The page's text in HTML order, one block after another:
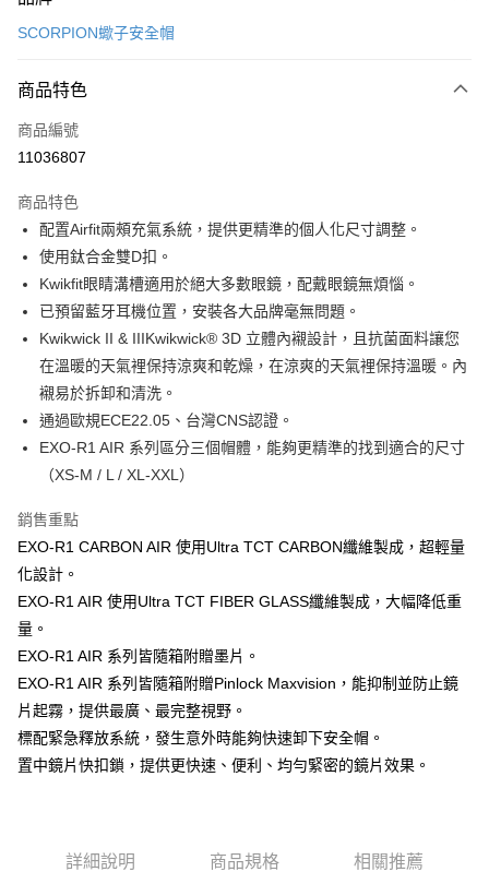
信用卡一次付款
3 期 0 利率 每期
合作金庫商業銀行
上海商業儲蓄銀行
臺灣中小企業銀行
匯豐（台灣）商業銀行
華泰商業銀行
聯邦商業銀行
元大商業銀行
永豐商業銀行
玉山商業銀行
星展（台灣）商業銀行
超商取貨付款
LINE Pay
Apple Pay
街口支付
悠遊付
全盈+PAY
大哥付你分期
1.本服務由台灣大哥大提供，台灣大哥大用戶可立即使用無須另外申請。
流程，驗證手機門號後，選擇欲分期的期數、繳款截止日，確認付款後即完
成交易。
3.實際核准額度、可分期數及費用金額請依後續交易確認頁面所載為準。
4.訂單成立30分鐘內，如未前往確認交易或遇審核未通過，訂單將自動取
消。如遇「轉專審核」未通過狀況，表示未達大哥付你分期系統評分，恕無
法說明評估內容。
【繳款方式說明】
1.分期款項不併入電信帳單，「大哥付你分期」於每月結算日後寄送繳費提
醒簡訊。
帳／街口支付／iPASS MONEY」等通路繳費。
【注意事項】
1.本服務係由「台灣大哥大股份有限公司」（以下簡稱本公司）所提供，讓
資料（包含姓名、電話或地址）提供予台灣大哥大進項蒐集、處理及利用，
由本公司與您本人進行分期帳單所需資料之確認、核對及更正。
AFTEE先享後付
【關於「AFTEE先享後付」】
AFTEE先享後付是「在收到商品之後才付款」的支付方式。 讓您購物簡單
便利好安心！
２．便利：只要手機號碼，簡訊認證，即可結帳。
３．安心：先確認商品／服務後，再付款。
【「AFTEE先享後付」結帳流程】
１．於結帳方式選擇「AFTEE先享後付」後，將跳轉至「AFTEE先享後付」
結帳頁面，進行簡訊認證並確認金額後，即可完成結帳。
３．收到繳費通知簡訊後14天內，點擊此簡訊中的連結，可透過四大超商／
ATM／網路銀行／等多元方式進行付款，方視為交易完成。
是否繳費成功／繳費後需取消欲退款等相關疑問，請聯繫「AFTEE先享後付
ATM付款
運送方式
全家取貨付款
每筆NT$80，滿NT$1,999(含以上)免運費
付款後全家取貨
每筆NT$80，滿NT$1,999(含以上)免運費
7-11取貨付款
每筆NT$80，滿NT$1,999(含以上)免運費
SCORPION蠍子安全帽
商品特色
商品編號
11036807
商品特色
配置Airfit兩頰充氣系統，提供更精準的個人化尺寸調整。
使用鈦合金雙D扣。
Kwikfit眼睛溝槽適用於絕大多數眼鏡，配戴眼鏡無煩惱。
已預留藍牙耳機位置，安裝各大品牌毫無問題。
Kwikwick II & IIIKwikwick® 3D 立體內襯設計，且抗菌面料讓您
在溫暖的天氣裡保持涼爽和乾燥，在涼爽的天氣裡保持溫暖。內
襯易於拆卸和清洗。
通過歐規ECE22.05、台灣CNS認證。
EXO-R1 AIR 系列區分三個帽體，能夠更精準的找到適合的尺寸
（XS-M / L / XL-XXL）
銷售重點
EXO-R1 CARBON AIR 使用Ultra TCT CARBON纖維製成，超輕量
化設計。
EXO-R1 AIR 使用Ultra TCT FIBER GLASS纖維製成，大幅降低重
量。
EXO-R1 AIR 系列皆隨箱附贈墨片。
EXO-R1 AIR 系列皆隨箱附贈Pinlock Maxvision，能抑制並防止鏡
片起霧，提供最廣、最完整視野。
標配緊急釋放系統，發生意外時能夠快速卸下安全帽。
置中鏡片快扣鎖，提供更快速、便利、均勻緊密的鏡片效果。
詳細說明 商品規格 相關推薦